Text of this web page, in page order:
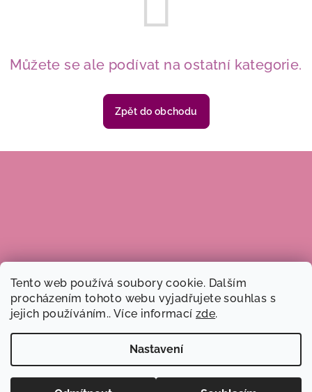
Tento web používá soubory cookie. Dalším
procházením tohoto webu vyjadřujete souhlas s
jejich používáním.. Více informací zde.
Nastavení
Můžete se ale podívat na ostatní kategorie.
Zpět do obchodu
í
Dobré ruce, z.s.